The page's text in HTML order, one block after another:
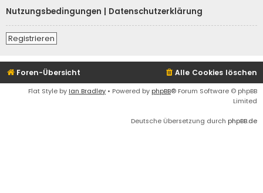
Nutzungsbedingungen
Datenschutzerklärung
Registrieren
Foren-Übersicht Alle Cookies löschen
Flat Style by Ian Bradley • Powered by phpBB® Forum Software © phpBB
Limited
Deutsche Übersetzung durch phpBB.de